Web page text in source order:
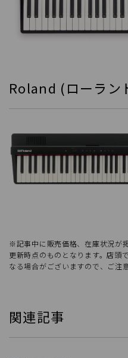
Roland (ローラ
※記事中に販売価格、在庫状況が
更新時点のものとなります。店頭
なる場合がございますので、ご注
関連記事